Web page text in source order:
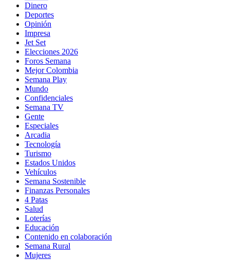
Dinero
Deportes
Opinión
Impresa
Jet Set
Elecciones 2026
Foros Semana
Mejor Colombia
Semana Play
Mundo
Confidenciales
Semana TV
Gente
Especiales
Arcadia
Tecnología
Turismo
Estados Unidos
Vehículos
Semana Sostenible
Finanzas Personales
4 Patas
Salud
Loterías
Educación
Contenido en colaboración
Semana Rural
Mujeres